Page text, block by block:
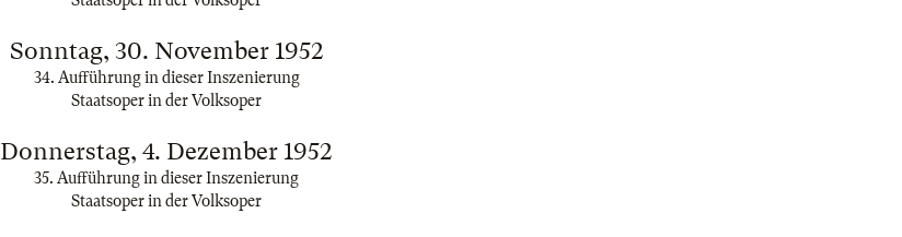
Sonntag, 30. November 1952
34. Aufführung in dieser Inszenierung
Staatsoper in der Volksoper
Donnerstag, 4. Dezember 1952
35. Aufführung in dieser Inszenierung
Staatsoper in der Volksoper